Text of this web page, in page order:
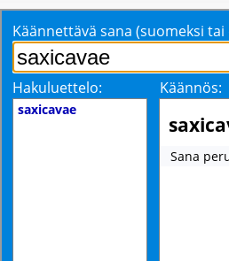
Käännettävä sana (suomeksi tai
Hakuluettelo: Käännös:
saxicavae
Sana